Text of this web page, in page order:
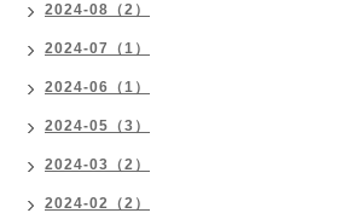
2024-08（2）
2024-07（1）
2024-06（1）
2024-05（3）
2024-03（2）
2024-02（2）